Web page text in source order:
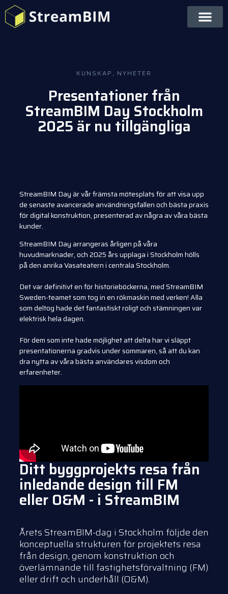
KUNSKAP , NYHETER
Presentationer från
StreamBIM Day Stockholm
2025 är nu tillgängliga
StreamBIM Day är vår främsta mötesplats för att visa upp
de senaste avancerade användningsfallen och bästa praxis
för digital konstruktion, presenterad av några av våra bästa
kunder.
StreamBIM Day arrangeras årligen på våra
huvudmarknader, och 2025 års upplaga i Stockholm hölls
på den anrika Vasateatern i centrala Stockholm.
Det var definitivt en för historieböckerna, med StreamBIM
Sweden-teamet som tog in en rökmaskin med verken! Alla
som deltog hade det fantastiskt roligt och stämningen var
elektrisk hela dagen.
För dem som inte hade möjlighet att delta har vi släppt
presentationerna gradvis under sommaren, så att du kan
dra nytta av våra bästa användares visdom och
erfarenheter.
Ditt byggprojekts resa från
inledande design till FM
eller O&M - i StreamBIM
Årets StreamBIM-dag i Stockholm följde den
konceptuella strukturen för projektets resa
från design, genom konstruktion och
överlämnande till fastighetsförvaltning (FM)
eller drift och underhåll (O&M).